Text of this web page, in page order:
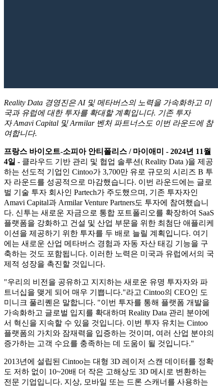
Reality Data 경영진은 AI 및 메타버스의 노력을 가속화하고 미
국과 유럽에 대한 투자를 확대할 계획입니다. 기존 투자
자Amavi Capital 및Armilar벤처 파트너스도 이번 라운드에 참
여합니다.
프랑스 바이오트-소피아 안티폴리스 / 마이애미 - 2024년 11월
4일 - 클라우드 기반 관리 및 협업 솔루션( Reality Data )을 제공
하는 선도적 기업인 Cintoo가 3,700만 유로 규모의 시리즈 B 투
자 라운드를 성공적으로 마감했습니다. 이번 라운드에는 글로
벌 기술 투자 회사인 Partech가 주도했으며, 기존 투자자인
Amavi Capital과 Armilar Venture Partners도 투자에 참여했습니
다. 신투는 새로운 자금으로 통합 포트폴리오를 확장하여 SaaS
플랫폼을 강화하고 건설 및 산업 부문을 위한 최첨단 애플리케
이션을 제공하기 위한 투자를 두 배로 늘릴 계획입니다. 여기
에는 새로운 산업 메타버스 경험과 자동 자산 태깅 기능을 구
축하는 것도 포함됩니다. 이러한 노력은 미국과 유럽에서의 국
제적 성장을 촉진할 것입니다.
"우리의 비전을 공유하고 지지하는 새로운 유명 투자자와 파
트너십을 맺게 되어 매우 기쁩니다."라고 Cintoo의 CEO인 도
미니크 풀리퀜은 말합니다. "이번 투자를 통해 플랫폼 개발을
가속화하고 글로벌 입지를 확대하며 Reality Data 관리 분야에
서 혁신을 지속할 수 있을 것입니다. 이번 투자 유치는 Cintoo
플랫폼의 가치와 잠재력을 입증하는 것이며, 여러 산업 분야의
증가하는 고객 수요를 충족하는 데 도움이 될 것입니다."
2013년에 설립된 Cintoo는 대형 3D 레이저 스캔 데이터를 정확
도 저하 없이 10~20배 더 작은 고해상도 3D 메시로 변환하는
전문 기업입니다. 지상, 모바일 또는 드론 스캐너를 사용하는